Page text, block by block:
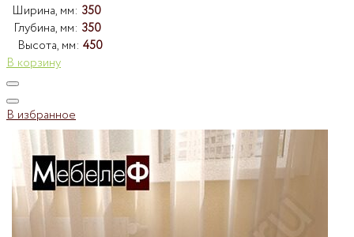
Ширина, мм: 350
Глубина, мм: 350
Высота, мм: 450
В корзину
В избранное